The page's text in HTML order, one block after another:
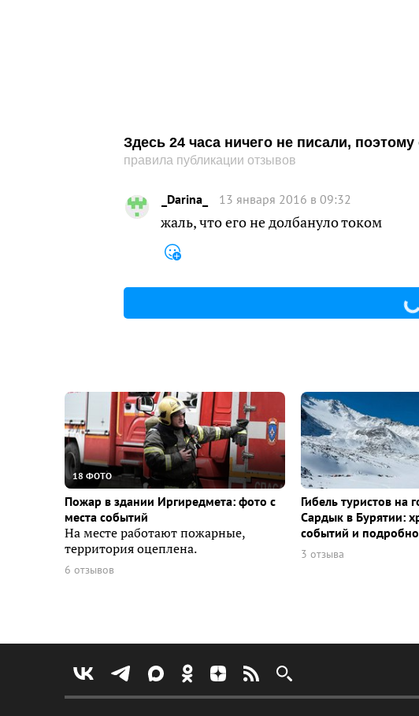
Здесь 24 часа ничего не писали,
правила публикации отзывов
_Darina_ 13 января 2016 в 09:32
жаль, что его не долбануло током
18 ФОТО
Пожар в здании Иргиредмета: фото с
места событий
На месте работают пожарные,
территория оцеплена.
6 отзывов
Гибель туристов на
Сардык в Бурятии:
событий и
3 отзыва